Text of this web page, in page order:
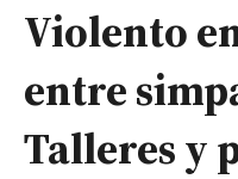
Violento
entre
Talleres y